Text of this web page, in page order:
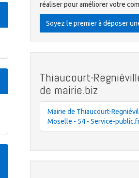
réaliser pour améliorer votre
Soyez le premier à déposer
Thiaucourt-
de mairie.biz
Mairie de Thiaucourt-
Moselle - 54 - Service-